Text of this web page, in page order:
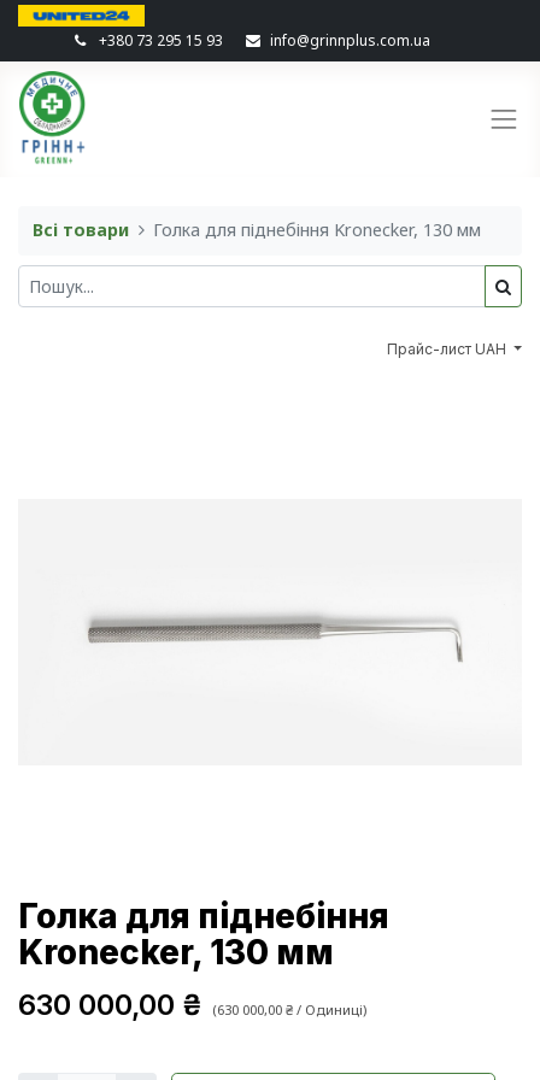
+380 73 295 15 93 info@grinnplus.com.ua
Всі товари Голка для піднебіння Kronecker, 130 мм
Прайс-лист UAH
Голка для піднебіння
Kronecker, 130 мм
630 000,00 ₴ (630 000,00 ₴ / Одиниці)